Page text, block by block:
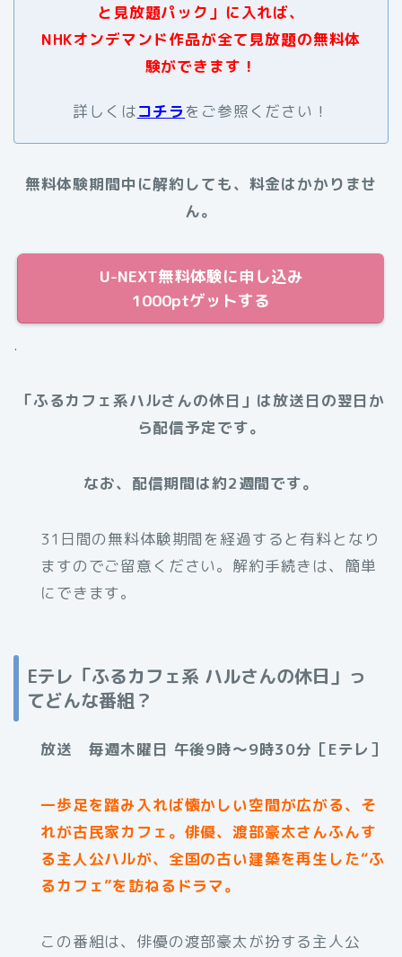
と見放題パック」に入れば、
NHKオンデマンド作品が全て見放題の無料体
験ができます！
詳しくはコチラをご参照ください！
無料体験期間中に解約しても、料金はかかりませ
ん。
U-NEXT無料体験に申し込み
1000ptゲットする
.
「ふるカフェ系ハルさんの休日」は放送日の翌日か
ら配信予定です。
なお、配信期間は約2週間です。
31日間の無料体験期間を経過すると有料となり
ますのでご留意ください。解約手続きは、簡単
にできます。
Eテレ「ふるカフェ系 ハルさんの休日」っ
てどんな番組？
放送 毎週木曜日 午後9時～9時30分［Eテレ］
一歩足を踏み入れば懐かしい空間が広がる、そ
れが古民家カフェ。俳優、渡部豪太さんふんす
る主人公ハルが、全国の古い建築を再生した“ふ
るカフェ”を訪ねるドラマ。
この番組は、俳優の渡部豪太が扮する主人公